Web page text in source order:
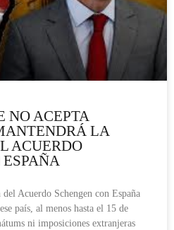
NO ACEPTA
LA
ACUERDO
Acuerdo Schengen con España
país, al menos hasta el 15 de
ni imposiciones extranjeras